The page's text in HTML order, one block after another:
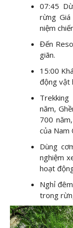
07:45
rừng
niệm
Đến
giãn.
15:00
động vật
năm,
700
của Nam
Dùng
nghiệm
hoạt
Nghỉ
trong